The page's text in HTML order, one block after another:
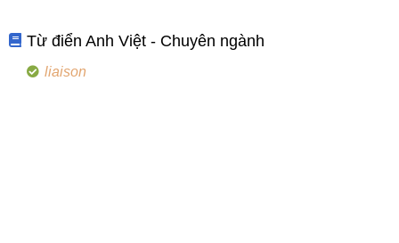
Từ điển Anh Việt - Chuyên ngành
liaison